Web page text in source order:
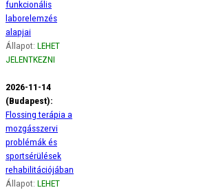
funkcionális
laborelemzés
alapjai
Állapot: LEHET
JELENTKEZNI
2026-11-14
(Budapest):
Flossing terápia a
mozgásszervi
problémák és
sportsérülések
rehabilitációjában
Állapot: LEHET